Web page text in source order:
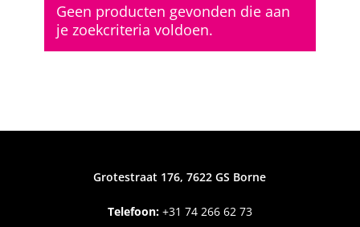
Geen producten gevonden die aan
je zoekcriteria voldoen.
Grotestraat 176, 7622 GS Borne
Telefoon:+31 74 266 62 73